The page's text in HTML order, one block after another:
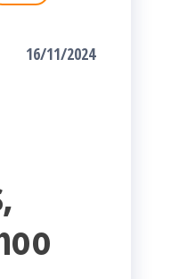
16/11/2024